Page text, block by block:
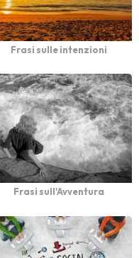
Frasi sulle intenzioni
Frasi sull'Avventura